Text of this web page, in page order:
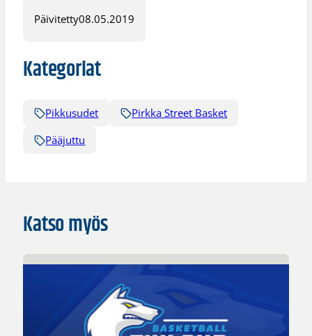
Päivitetty08.05.2019
Kategoriat
Pikkusudet
Pirkka Street Basket
Pääjuttu
Katso myös